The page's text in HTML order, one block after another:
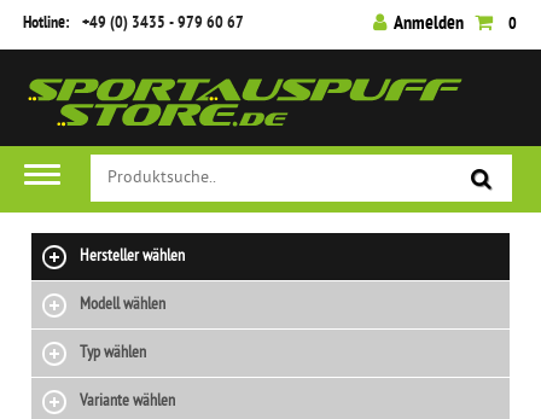
Hotline: +49 (0) 3435 - 979 60 67 Anmelden 0
Hersteller wählen
Modell wählen
Typ wählen
Variante wählen